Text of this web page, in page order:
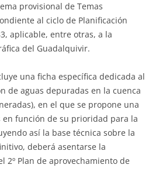
provisional de Temas
al ciclo de Planificación
aplicable, entre otras, a la
del Guadalquivir.
una ficha específica dedicada al
de aguas depuradas en la cuenca
en el que se propone una
en función de su prioridad para la
así la base técnica sobre la
deberá asentarse la
2º Plan de aprovechamiento de